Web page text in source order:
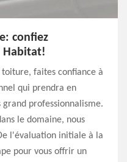
confiez
Habitat!
faites confiance à
qui prendra en
professionnalisme.
le domaine, nous
l'évaluation initiale à la
pour vous offrir un